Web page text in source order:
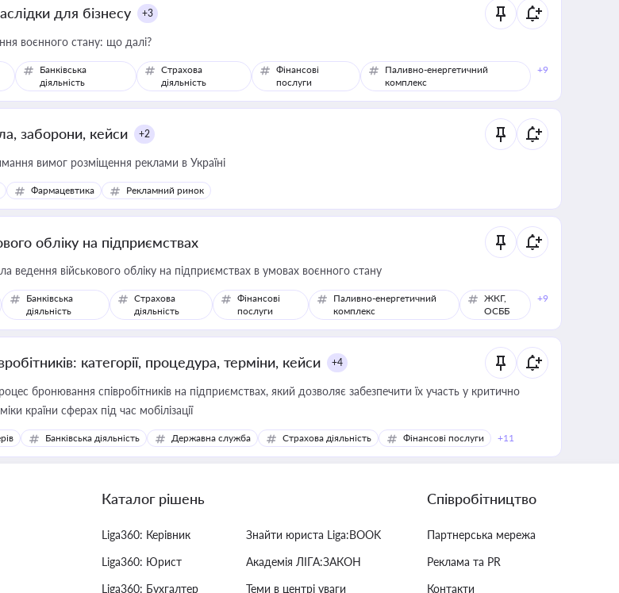
для бізнесу +3
воєнного стану: що далі?
Банківська
діяльність
Страхова
діяльність
Фінансові
послуги
Паливно-енергетичний
комплекс
+9
заборони, кейси +2
вимог розміщення реклами в Україні
Фармацевтика Рекламний ринок
обліку на підприємствах
ведення військового обліку на підприємствах в умовах воєнного стану
Банківська
діяльність
Страхова
діяльність
Фінансові
послуги
Паливно-енергетичний
комплекс
ЖКГ,
ОСББ
+9
категорії, процедура, терміни, кейси +4
бронювання співробітників на підприємствах, який дозволяє забезпечити їх участь у критично
країни сферах під час мобілізації
Банківська діяльність Державна служба Страхова діяльність Фінансові послуги +11
Каталог рішень
Liga360: Керівник
Liga360: Юрист
Liga360: Бухгалтер
Знайти юриста Liga:BOOK
Академія ЛІГА:ЗАКОН
Теми в центрі уваги
Співробітництво
Партнерська мережа
Реклама та PR
Контакти